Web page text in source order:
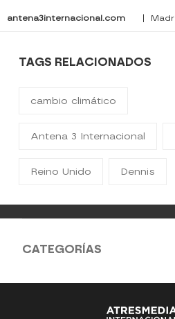
antena3internacional.com |
TAGS RELACIONADOS
cambio climático
Antena 3 Internacional
Reino Unido Dennis
CATEGORÍAS
Antena 3 Noticias El